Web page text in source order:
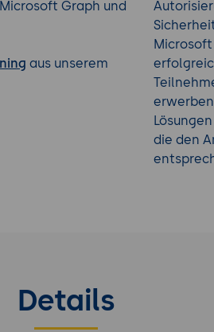
Graph und
aus unserem
die den
Details